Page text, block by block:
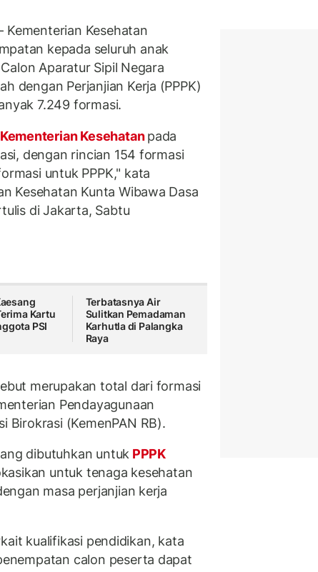
Kementerian Kesehatan
kepada seluruh anak
Aparatur Sipil Negara
dengan Perjanjian Kerja (PPPK)
7.249 formasi.
Kementerian Kesehatanpada
dengan rincian 154 formasi
untuk PPPK," kata
Kesehatan Kunta Wibawa Dasa
di Jakarta, Sabtu
Kartu
PSI
Terbatasnya Air
Sulitkan Pemadaman
Karhutla di Palangka
Raya
merupakan total dari formasi
Pendayagunaan
Birokrasi (KemenPAN RB).
dibutuhkan untuk PPPK
untuk tenaga kesehatan
masa perjanjian kerja
kualifikasi pendidikan, kata
calon peserta dapat